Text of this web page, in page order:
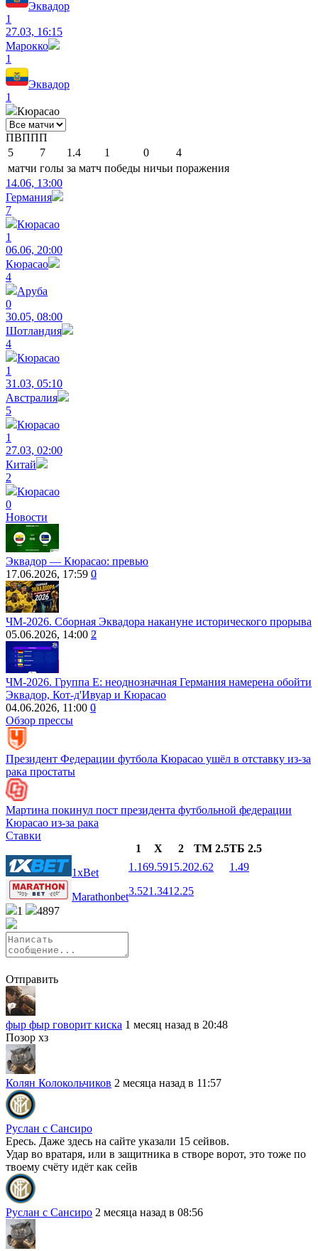
Эквадор
1
27.03, 16:15
Марокко
1
Эквадор
1
Кюрасао
ПВППП
5
7 1.4 1 0
4
матчи голы за матч победы ничьи поражения
14.06, 13:00
Германия
7
Кюрасао
1
06.06, 20:00
Кюрасао
4
Аруба
0
30.05, 08:00
Шотландия
4
Кюрасао
1
31.03, 05:10
Австралия
5
Кюрасао
1
27.03, 02:00
Китай
2
Кюрасао
0
Новости
Эквадор — Кюрасао: превью
17.06.2026, 17:59 0
ЧМ-2026. Сборная Эквадора накануне исторического прорыва
05.06.2026, 14:00 2
ЧМ-2026. Группа Е: неоднозначная Германия намерена обойти
Эквадор, Кот-д'Ивуар и Кюрасао
04.06.2026, 11:00 0
Обзор прессы
Президент Федерации футбола Кюрасао ушёл в отставку из‑за
рака простаты
Мартина покинул пост президента футбольной федерации
Кюрасао из-за рака
Ставки
1
X 2 ТМ 2.5ТБ 2.5
1xBet
1.169.5915.202.62 1.49
Marathonbet3.521.3412.25
1
4897
Отправить
фыр фыр говорит киска 1 месяц назад в 20:48
Позор хз
Колян Колокольчиков 2 месяца назад в 11:57
Руслан с Сансиро
Ересь. Даже здесь на сайте указали 15 сейвов.
Удар во вратаря, или в защитника в створе ворот, это тоже по
твоему счёту идёт как сейв
Руслан с Сансиро 2 месяца назад в 08:56